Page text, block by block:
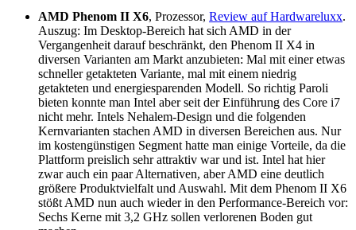
AMD Phenom II X6, Prozessor, Review auf Hardwareluxx.
Auszug: Im Desktop-Bereich hat sich AMD in der
Vergangenheit darauf beschränkt, den Phenom II X4 in
diversen Varianten am Markt anzubieten: Mal mit einer etwas
schneller getakteten Variante, mal mit einem niedrig
getakteten und energiesparenden Modell. So richtig Paroli
bieten konnte man Intel aber seit der Einführung des Core i7
nicht mehr. Intels Nehalem-Design und die folgenden
Kernvarianten stachen AMD in diversen Bereichen aus. Nur
im kostengünstigen Segment hatte man einige Vorteile, da die
Plattform preislich sehr attraktiv war und ist. Intel hat hier
zwar auch ein paar Alternativen, aber AMD eine deutlich
größere Produktvielfalt und Auswahl. Mit dem Phenom II X6
stößt AMD nun auch wieder in den Performance-Bereich vor:
Sechs Kerne mit 3,2 GHz sollen verlorenen Boden gut